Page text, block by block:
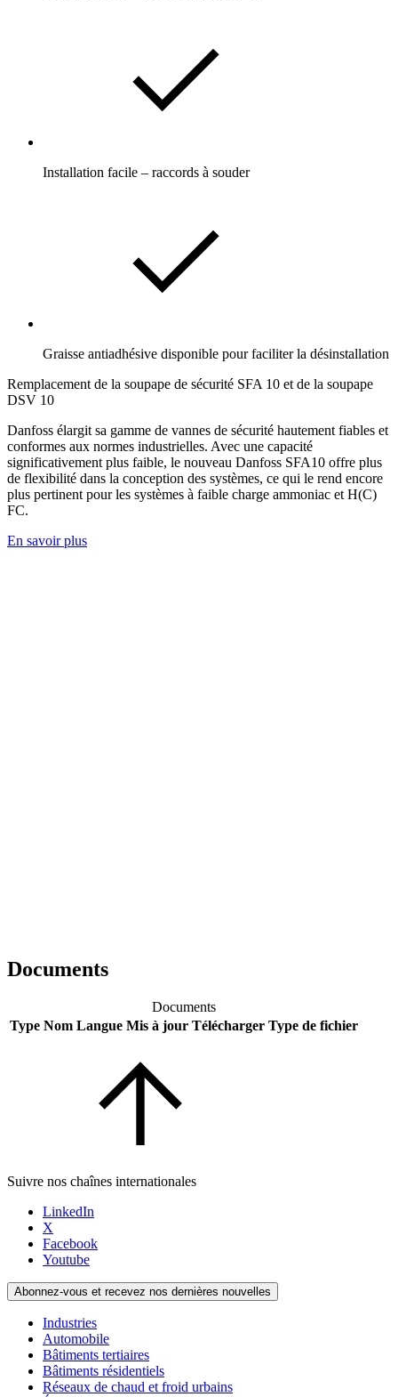
Installation facile – raccords à souder
Graisse antiadhésive disponible pour faciliter la désinstallation
Remplacement de la soupape de sécurité SFA 10 et de la soupape
DSV 10
Danfoss élargit sa gamme de vannes de sécurité hautement fiables et
conformes aux normes industrielles. Avec une capacité
significativement plus faible, le nouveau Danfoss SFA10 offre plus
de flexibilité dans la conception des systèmes, ce qui le rend encore
plus pertinent pour les systèmes à faible charge ammoniac et H(C)
FC.
En savoir plus
Documents
Documents
Type Nom Langue Mis à jour Télécharger Type de fichier
Suivre nos chaînes internationales
LinkedIn
X
Facebook
Youtube
Abonnez-vous et recevez nos dernières nouvelles
Industries
Automobile
Bâtiments tertiaires
Bâtiments résidentiels
Réseaux de chaud et froid urbains